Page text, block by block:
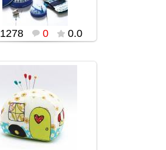
1278 0 0.0
02.02.2016
popularsge